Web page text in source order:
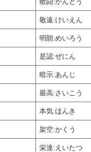
敬遠:けいえん
明朗:めいろう
是認:ぜにん
暗示:あんじ
最高:さいこう
本気:ほんき
架空:かくう
栄達:えいたつ